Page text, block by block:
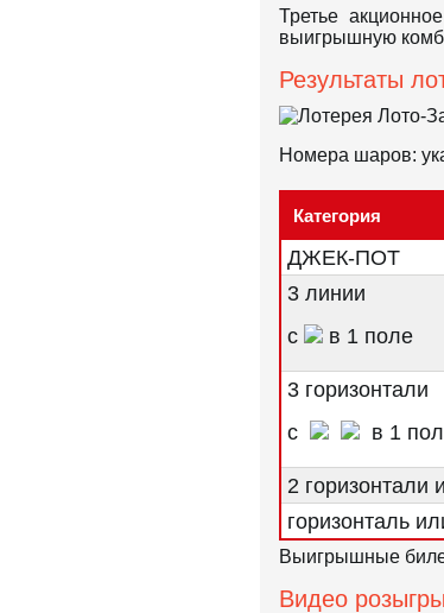
Третье
выигрышную
Результаты
Номера шаров:
Категория
ДЖЕК-ПОТ
3 линии
с
в 1 поле
3 горизонтали
с
в 1
2 горизонтали
горизонталь
Выигрышные
Видео